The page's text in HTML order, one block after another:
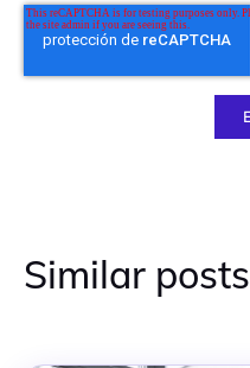
Similar posts